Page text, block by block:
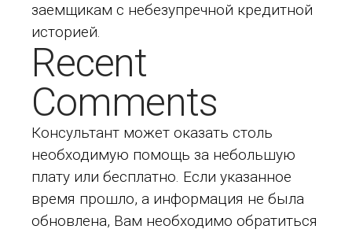
заемщикам с небезупречной кредитной
историей.
Recent
Comments
Консультант может оказать столь
необходимую помощь за небольшую
плату или бесплатно. Если указанное
время прошло, а информация не была
обновлена, Вам необходимо обратиться